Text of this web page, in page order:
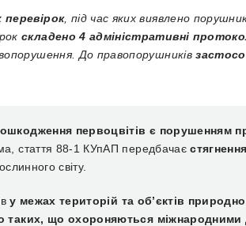
перевірок, під час яких виявлено
складено 4 адміністративні
До правопорушників
первоцвітів є порушенням
стаття 88-1 КУпАП передбачає
світу.
у межах територій та об’єктів
таких, що охороняються